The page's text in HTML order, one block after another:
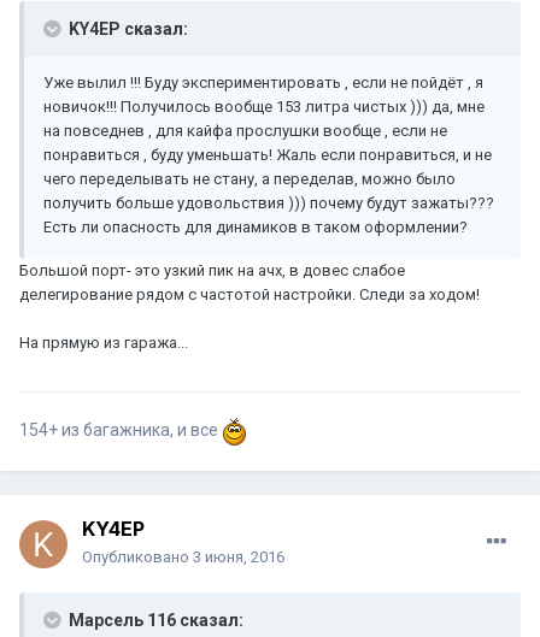
KY4EP сказал:
Уже вылил !!! Буду экспериментировать , если не пойдёт , я
новичок!!! Получилось вообще 153 литра чистых ))) да, мне
на повседнев , для кайфа прослушки вообще , если не
понравиться , буду уменьшать! Жаль если понравиться, и не
чего переделывать не стану, а переделав, можно было
получить больше удовольствия ))) почему будут зажаты???
Есть ли опасность для динамиков в таком оформлении?
Большой порт- это узкий пик на ачх, в довес слабое
делегирование рядом с частотой настройки. Следи за ходом!
На прямую из гаража...
154+ из багажника, и все
KY4EP
Опубликовано 3 июня, 2016
Марсель 116 сказал: